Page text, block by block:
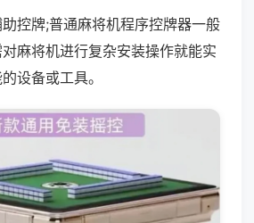
控牌;普通麻将机程序控牌器一般
麻将机进行复杂安装操作就能实
设备或工具。